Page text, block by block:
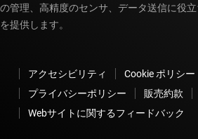
の管理、高精度のセンサ、データ送信に役
を提供します。
アクセシビリティ
Cookie ポリシー
プライバシーポリシー
販売約款
Webサイトに関するフィードバック